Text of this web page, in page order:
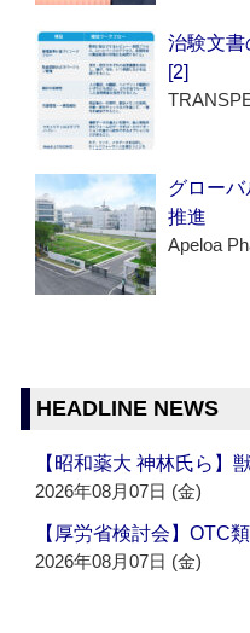
治験文書
[2]
グロー
推進
Apeloa
HEADLINE NEWS
【昭和薬大 神林氏ら】
2026年08月07日 (金)
【厚労省検討会】OTC
2026年08月07日 (金)